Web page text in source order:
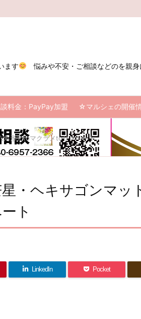
ます
悩みや不安・ご相談などのを親
介
談料金：PayPay加盟しております
☆マルシェの開催
角形）toマクラメtoリノベート
・ヘキサゴンマッ
ト
LinkedIn Pocket